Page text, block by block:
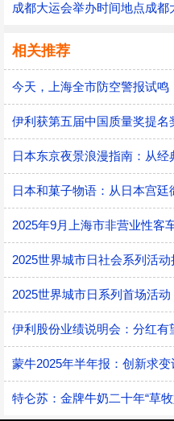
相关推荐
伊利获第五届中国质量奖提名
日本东京夜景浪漫指南：从
日本和菓子物语：从日本宫
2025年9月上海市非营业性客
2025世界城市日系列首场活
伊利股份业绩说明会：分红
特仑苏：金牌牛奶二十年“草